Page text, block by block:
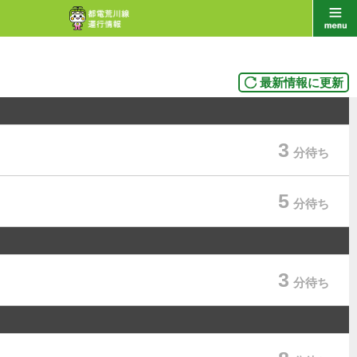
最新情報に更新
3 分待ち
5 分待ち
3 分待ち